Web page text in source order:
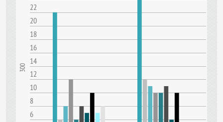
22
20
18
16
14
12
10
8
6
300